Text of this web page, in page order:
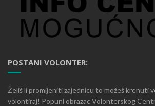
POSTANI VOLONTER:
Želiš li promijeniti zajednicu to možeš krenuti
volontiraj! Popuni obrazac Volonterskog